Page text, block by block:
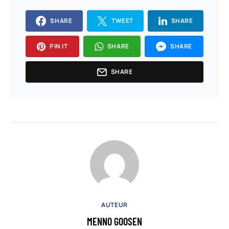
SHARE TWEET SHARE
PIN IT SHARE SHARE
SHARE
AUTEUR
MENNO GOOSEN